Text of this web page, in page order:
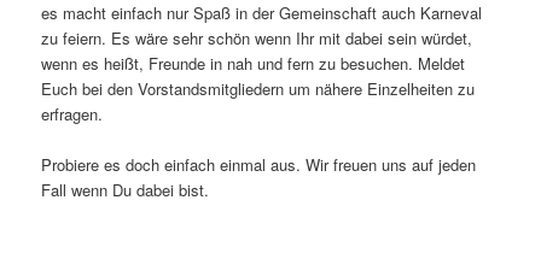
es macht einfach nur Spaß in der Gemeinschaft auch Karneval
zu feiern. Es wäre sehr schön wenn Ihr mit dabei sein würdet,
wenn es heißt, Freunde in nah und fern zu besuchen. Meldet
Euch bei den Vorstandsmitgliedern um nähere Einzelheiten zu
erfragen.
Probiere es doch einfach einmal aus. Wir freuen uns auf jeden
Fall wenn Du dabei bist.